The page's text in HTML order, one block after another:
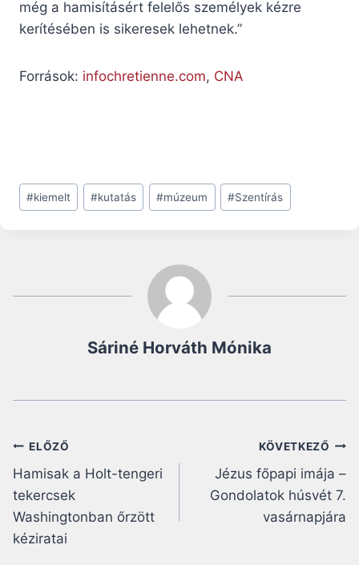
még a hamisításért felelős személyek kézre
kerítésében is sikeresek lehetnek.”
Források: infochretienne.com, CNA
Post
Tags:
#kiemelt #kutatás #múzeum #Szentírás
Sáriné Horváth Mónika
Bejegyzés
navigáció
ELŐZŐ
Hamisak a Holt-tengeri
tekercsek
Washingtonban őrzött
kéziratai
KÖVETKEZŐ
Jézus főpapi imája –
Gondolatok húsvét 7.
vasárnapjára